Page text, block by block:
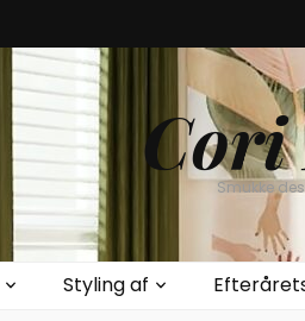
Cori
Smukke
Styling af